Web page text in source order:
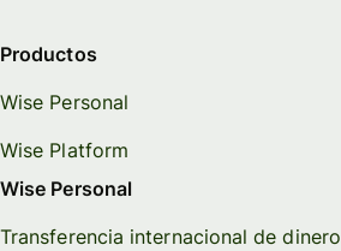
Productos
Wise Personal
Wise Platform
Wise Personal
Transferencia internacional de dinero